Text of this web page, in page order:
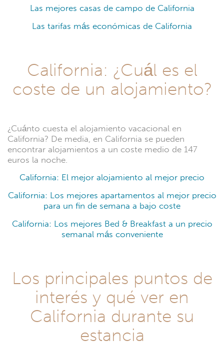
Las mejores casas de campo de California
Las tarifas más económicas de California
California: ¿Cuál es el
coste de un alojamiento?
¿Cuánto cuesta el alojamiento vacacional en
California? De media, en California se pueden
encontrar alojamientos a un coste medio de 147
euros la noche.
California: El mejor alojamiento al mejor precio
California: Los mejores apartamentos al mejor precio
para un fin de semana a bajo coste
California: Los mejores Bed & Breakfast a un precio
semanal más conveniente
Los principales puntos de
interés y qué ver en
California durante su
estancia